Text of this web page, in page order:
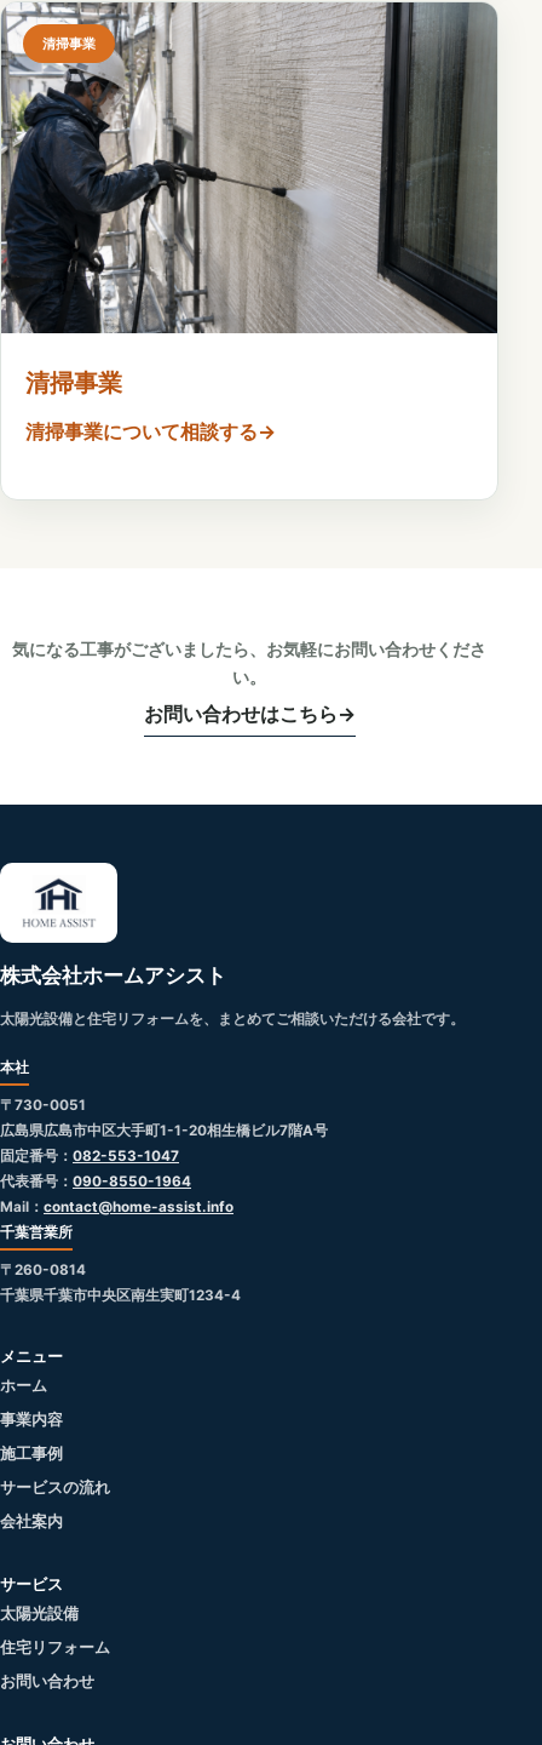
清掃事業
清掃事業
清掃事業について相談する→
気になる工事がございましたら、お気軽にお問い合わせくださ
い。
お問い合わせはこちら →
株式会社ホームアシスト
太陽光設備と住宅リフォームを、まとめてご相談いただける会社です。
本社
〒730-0051
広島県広島市中区大手町1-1-20相生橋ビル7階A号
固定番号： 082-553-1047
代表番号： 090-8550-1964
Mail： contact@home-assist.info
千葉営業所
〒260-0814
千葉県千葉市中央区南生実町1234-4
メニュー
ホーム
事業内容
施工事例
サービスの流れ
会社案内
サービス
太陽光設備
住宅リフォーム
お問い合わせ